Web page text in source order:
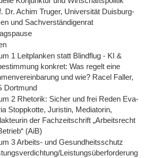
Dr. Achim Truger, Universität Duisburg-
und Sachverständigenrat
1 Leitplanken statt Blindflug - KI &
konkret: Was regelt eine
und wie? Racel Faller,
Dortmund
2 Rhetorik: Sicher und frei Reden Eva-
Stoppkotte, Juristin, Mediatorin,
der Fachzeitschrift „Arbeitsrecht
(AiB)
3 Arbeits- und Gesundheitsschutz
Leistungsüberforderung